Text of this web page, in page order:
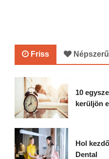
Friss Népszerű
10
kerüljön
Hol
Dental